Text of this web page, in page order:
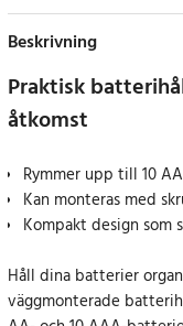
Beskrivning
Praktisk
åtkomst
Rymmer upp till 10
Kan monteras med
Kompakt design som
Håll dina batterier
väggmonterade